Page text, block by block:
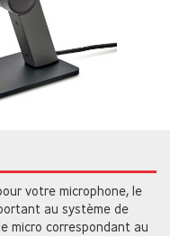
votre microphone, le
au système de
micro correspondant au